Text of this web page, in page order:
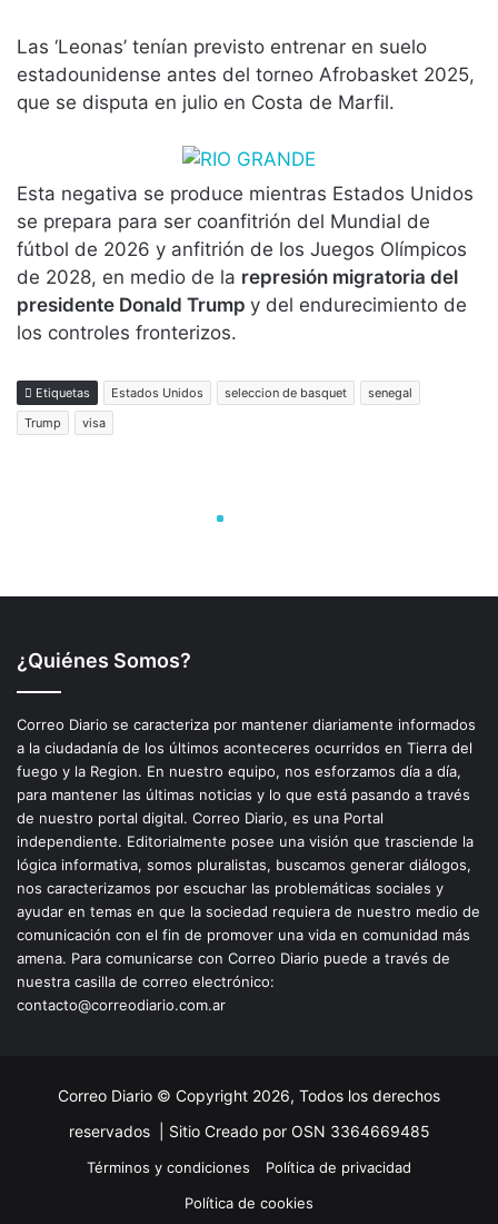
¿Quiénes Somos?
Correo Diario se caracteriza por mantener diariamente informados
a la ciudadanía de los últimos aconteceres ocurridos en Tierra del
fuego y la Region. En nuestro equipo, nos esforzamos día a día,
para mantener las últimas noticias y lo que está pasando a través
de nuestro portal digital. Correo Diario, es una Portal
independiente. Editorialmente posee una visión que trasciende la
lógica informativa, somos pluralistas, buscamos generar diálogos,
nos caracterizamos por escuchar las problemáticas sociales y
ayudar en temas en que la sociedad requiera de nuestro medio de
comunicación con el fin de promover una vida en comunidad más
amena. Para comunicarse con Correo Diario puede a través de
nuestra casilla de correo electrónico:
contacto@correodiario.com.ar
Correo Diario © Copyright 2026, Todos los derechos
reservados | Sitio Creado por OSN 3364669485
Términos y condiciones
Política de privacidad
Política de cookies